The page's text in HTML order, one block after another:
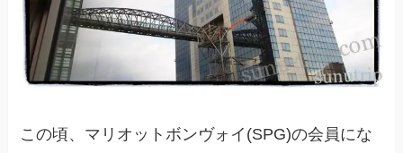
この頃、マリオットボンヴォイ(SPG)の会員にな